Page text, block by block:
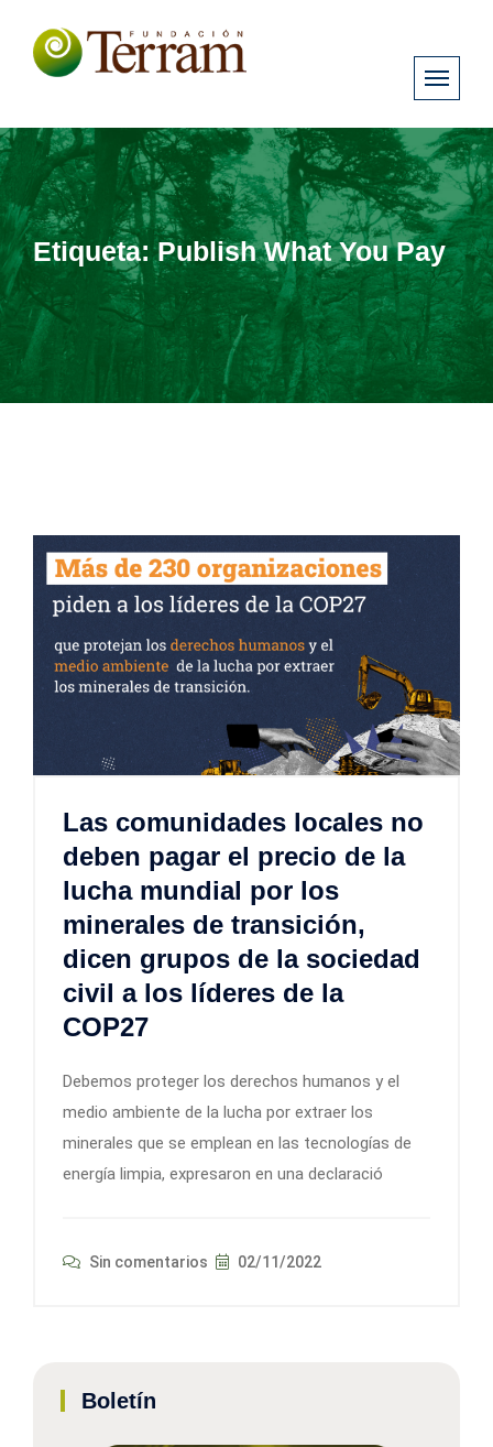
Etiqueta:Publish What You Pay
Las comunidades locales no
deben pagar el precio de la
lucha mundial por los
minerales de transición,
dicen grupos de la sociedad
civil a los líderes de la
COP27
Debemos proteger los derechos humanos y el
medio ambiente de la lucha por extraer los
minerales que se emplean en las tecnologías de
energía limpia, expresaron en una declaració
Sin comentarios 02/11/2022
Boletín